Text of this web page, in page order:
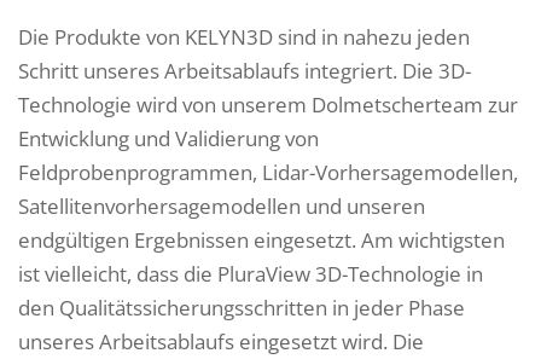
Die Produkte von KELYN3D sind in nahezu jeden
Schritt unseres Arbeitsablaufs integriert. Die 3D-
Technologie wird von unserem Dolmetscherteam zur
Entwicklung und Validierung von
Feldprobenprogrammen, Lidar-Vorhersagemodellen,
Satellitenvorhersagemodellen und unseren
endgültigen Ergebnissen eingesetzt. Am wichtigsten
ist vielleicht, dass die PluraView 3D-Technologie in
den Qualitätssicherungsschritten in jeder Phase
unseres Arbeitsablaufs eingesetzt wird. Die